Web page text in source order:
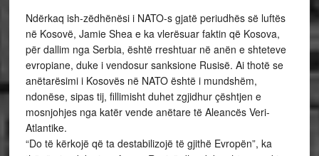
Ndërkaq ish-zëdhënësi i NATO-s gjatë periudhës së luftës
në Kosovë, Jamie Shea e ka vlerësuar faktin që Kosova,
për dallim nga Serbia, është rreshtuar në anën e shteteve
evropiane, duke i vendosur sanksione Rusisë. Ai thotë se
anëtarësimi i Kosovës në NATO është i mundshëm,
ndonëse, sipas tij, fillimisht duhet zgjidhur çështjen e
mosnjohjes nga katër vende anëtare të Aleancës Veri-
Atlantike.
“Do të kërkojë që ta destabilizojë të gjithë Evropën”, ka